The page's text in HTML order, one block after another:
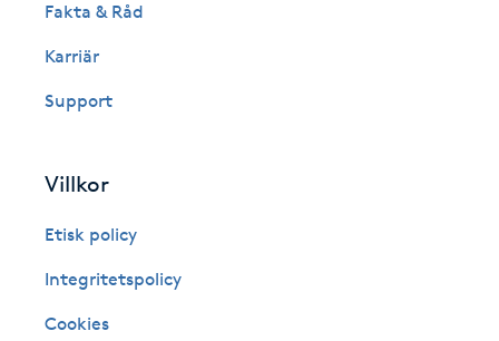
Fotmassage
Fotsvamp
Fotvård
Fransar
Fakta & Råd
Karriär
Support
Villkor
Etisk policy
Integritetspolicy
Cookies